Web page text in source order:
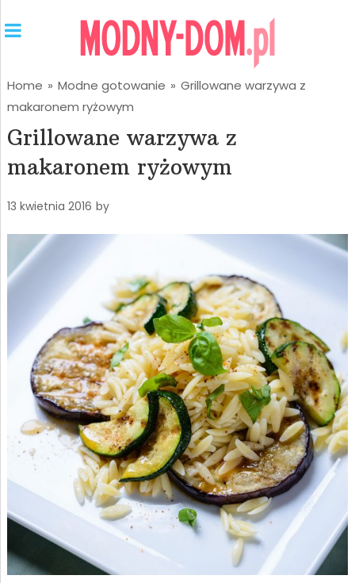
Home » Modne gotowanie » Grillowane warzywa z
makaronem ryżowym
Grillowane warzywa z
makaronem ryżowym
13 kwietnia 2016 by